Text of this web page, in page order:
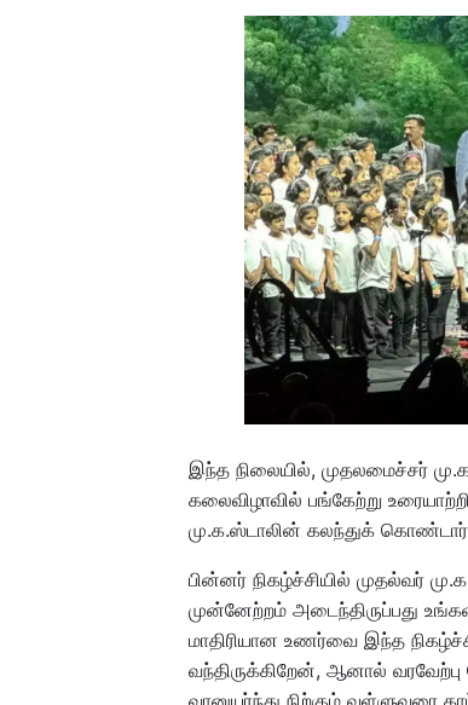
இந்த நிலையில், முதலமைச்சர்
கலைவிழாவில் பங்கேற்று
மு.க.ஸ்டாலின் கலந்துக்
பின்னர் நிகழ்ச்சியில் முதல்வர்
முன்னேற்றம் அடைந்திருப்பது
மாதிரியான உணர்வை இந்த
வந்திருக்கிறேன், ஆனால்
வானுயர்ந்து நிற்கும் வள்ளுவரை